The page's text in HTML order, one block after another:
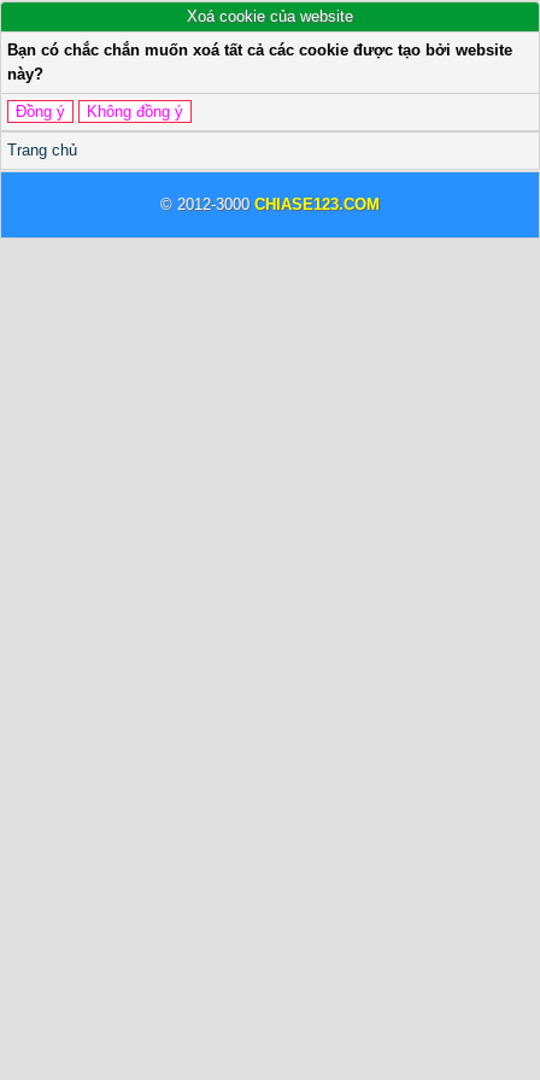
Xoá cookie của website
Bạn có chắc chắn muốn xoá tất cả các cookie được tạo bởi website
này?
Trang chủ
© 2012-3000 CHIASE123.COM